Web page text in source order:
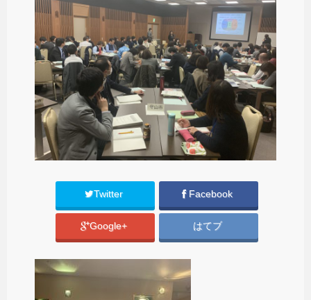
Twitter Facebook
Google+ はてブ